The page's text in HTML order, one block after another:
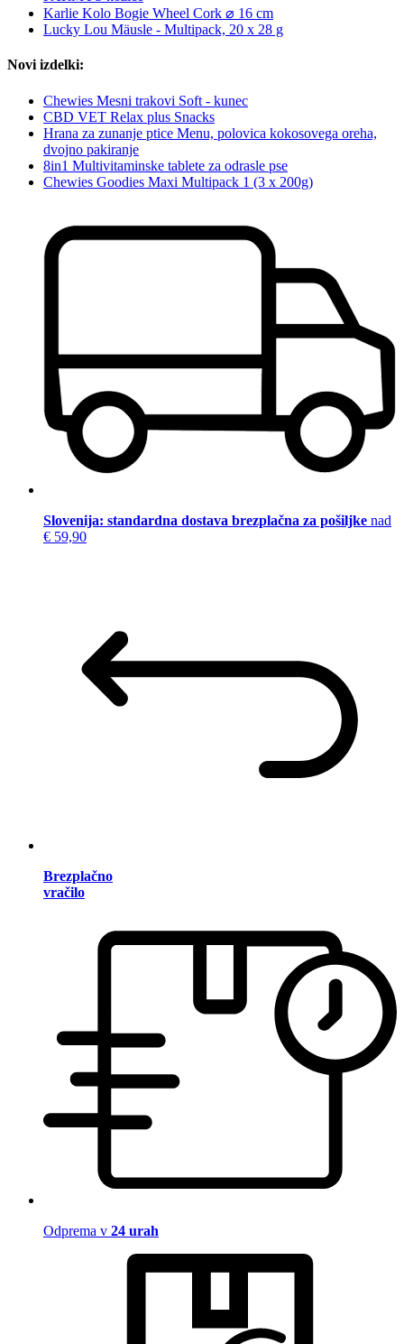
Karlie Kolo Bogie Wheel Cork ⌀ 16 cm
Lucky Lou Mäusle - Multipack, 20 x 28 g
Novi izdelki:
Chewies Mesni trakovi Soft - kunec
CBD VET Relax plus Snacks
Hrana za zunanje ptice Menu, polovica kokosovega oreha,
dvojno pakiranje
8in1 Multivitaminske tablete za odrasle pse
Chewies Goodies Maxi Multipack 1 (3 x 200g)
Slovenija: standardna dostava brezplačna za pošiljke nad
€ 59,90
Brezplačno
vračilo
Odprema v 24 urah